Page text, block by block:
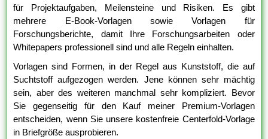
für Projektaufgaben, Meilensteine und Risiken. Es gibt
mehrere E-Book-Vorlagen sowie Vorlagen für
Forschungsberichte, damit Ihre Forschungsarbeiten oder
Whitepapers professionell sind und alle Regeln einhalten.
Vorlagen sind Formen, in der Regel aus Kunststoff, die auf
Suchtstoff aufgezogen werden. Jene können sehr mächtig
sein, aber des weiteren manchmal sehr kompliziert. Bevor
Sie gegenseitig für den Kauf meiner Premium-Vorlagen
entscheiden, wenn Sie unsere kostenfreie Centerfold-Vorlage
in Briefgröße ausprobieren.